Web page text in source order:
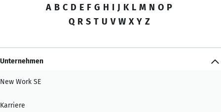
A B C D E F G H I J K L M N O P
Q R S T U V W X Y Z
Unternehmen
New Work SE
Karriere